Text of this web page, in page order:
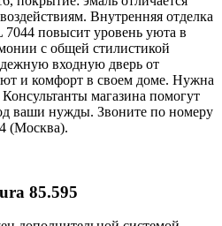
Внутренняя отделка
повысит уровень уюта в
с общей стилистикой
входную дверь от
и комфорт в своем доме. Нужна
магазина помогут
ваши нужды. Звоните по номеру
(Москва).
85.595